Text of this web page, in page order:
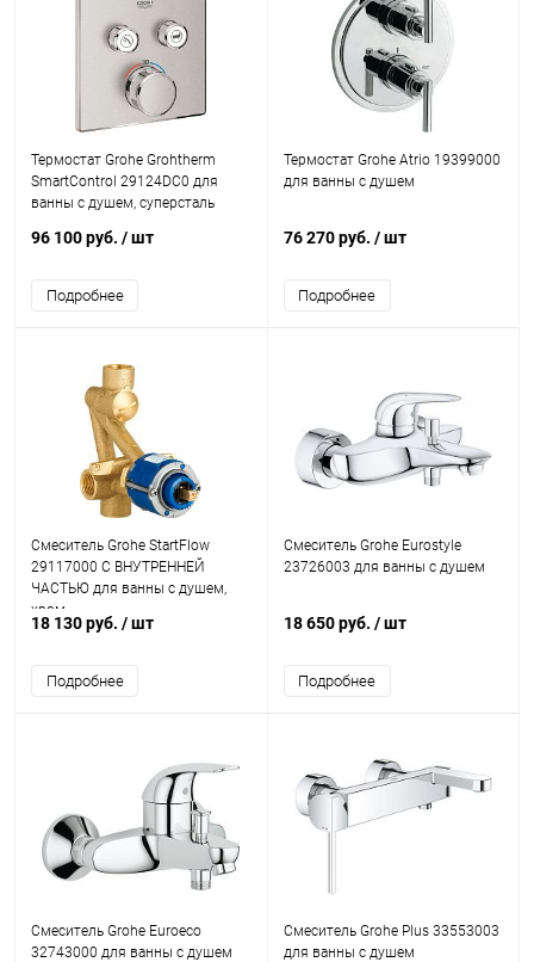
Термостат Grohe Grohtherm
SmartControl 29124DC0 для
ванны с душем, суперсталь
96 100 руб. / шт
Подробнее
Термостат Grohe Atrio 19399000
для ванны с душем
76 270 руб. / шт
Подробнее
Смеситель Grohe StartFlow
29117000 С ВНУТРЕННЕЙ
ЧАСТЬЮ для ванны с душем,
хром
18 130 руб. / шт
Подробнее
Смеситель Grohe Eurostyle
23726003 для ванны с душем
18 650 руб. / шт
Подробнее
Смеситель Grohe Euroeco
32743000 для ванны с душем
Смеситель Grohe Plus 33553003
для ванны с душем